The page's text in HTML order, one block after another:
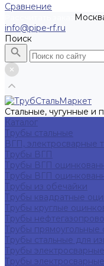
Сравнение
info@pipe-rf.ru
Поиск
Стальные, чугунные и
Каталог
Трубы стальные
ВГП, электросварные
Трубы ВГП
Трубы ВГП
Трубы ВГП
Трубы из обечайки
Трубы квадратные
Трубы круглые
Трубы
Трубы прямоугольные
Трубы стальные для
Трубы
Трубы